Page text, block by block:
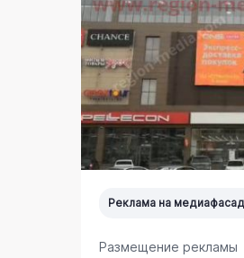
Реклама на
Размещение рекламы